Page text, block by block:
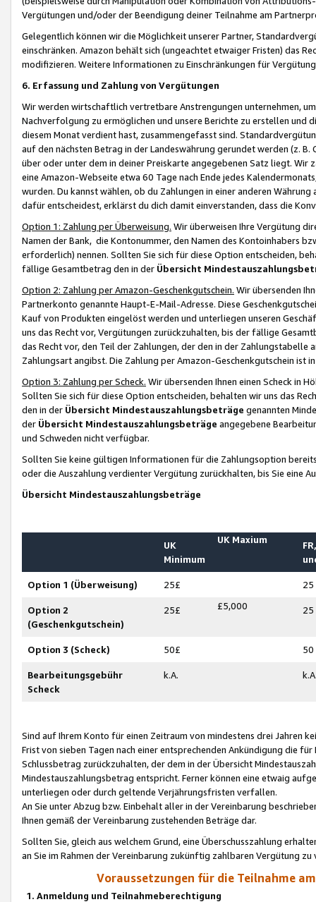
Vergütungen und/oder der Beendigung deiner Teilnahme am
Gelegentlich können wir die Möglichkeit unserer Partner,
einschränken. Amazon behält sich (ungeachtet etwaiger Fristen) das
modifizieren. Weitere Informationen zu Einschränkungen für
6. Erfassung und Zahlung von Vergütungen
Wir werden wirtschaftlich vertretbare Anstrengungen unternehmen,
Nachverfolgung zu ermöglichen und unsere Berichte zu erstellen und
diesem Monat verdient hast, zusammengefasst sind.
auf den nächsten Betrag in der Landeswährung gerundet werden (z.
über oder unter dem in deiner Preiskarte angegebenen Satz liegt.
eine Amazon-Webseite etwa 60 Tage nach Ende jedes
wurden. Du kannst wählen, ob du Zahlungen in einer anderen
dafür entscheidest, erklärst du dich damit einverstanden, dass die
Option 1: Zahlung per Überweisung. Wir überweisen Ihre Vergütung
Namen der Bank, die Kontonummer, den Namen des Kontoinhabers
erforderlich) nennen. Sollten Sie sich für diese Option entscheiden,
fällige Gesamtbetrag den in der Übersicht
Option 2: Zahlung per Amazon-Geschenkgutschein. Wir übersenden
Partnerkonto genannte Haupt-E-Mail-Adresse. Diese
Kauf von Produkten eingelöst werden und unterliegen unseren
uns das Recht vor, Vergütungen zurückzuhalten, bis der fällige
das Recht vor, den Teil der Zahlungen, der den in der
Zahlungsart angibst. Die Zahlung per Amazon-Geschenkgutschein ist
Option 3: Zahlung per Scheck. Wir übersenden Ihnen einen Scheck in
Sollten Sie sich für diese Option entscheiden, behalten wir uns das
den in der Übersicht Mindestauszahlungsbeträge genannten
der Übersicht Mindestauszahlungsbeträge angegebene
und Schweden nicht verfügbar.
Sollten Sie keine gültigen Informationen für die Zahlungsoption
oder die Auszahlung verdienter Vergütung zurückhalten, bis Sie
Übersicht Mindestauszahlungsbeträge
UK
Minimum
UK Maxium
Option 1 (Überweisung) 25£ 25
Option 2
(Geschenkgutschein)
25£ £5,000 25
Option 3 (Scheck) 50£ 50
Bearbeitungsgebühr
Scheck
k.A.
Sind auf Ihrem Konto für einen Zeitraum von mindestens drei Jahren
Frist von sieben Tagen nach einer entsprechenden Ankündigung die
Schlussbetrag zurückzuhalten, der dem in der Übersicht
Mindestauszahlungsbetrag entspricht. Ferner können eine etwaig
unterliegen oder durch geltende Verjährungsfristen verfallen.
An Sie unter Abzug bzw. Einbehalt aller in der Vereinbarung
Ihnen gemäß der Vereinbarung zustehenden Beträge dar.
Sollten Sie, gleich aus welchem Grund, eine Überschusszahlung
an Sie im Rahmen der Vereinbarung zukünftig zahlbaren Vergütung zu
Voraussetzungen für die Teilnahme
1. Anmeldung und Teilnahmeberechtigung